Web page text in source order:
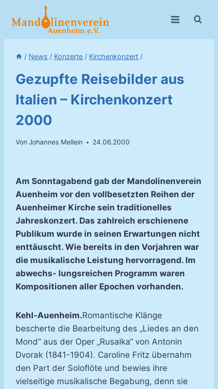
Inhalt
/ News / Konzerte / Kirchenkonzert /
Gezupfte Reisebilder aus
Italien – Kirchenkonzert
2000
Von Johannes Mellein 24.06.2000
Am Sonntagabend gab der Mandolinenverein
Auenheim vor den vollbesetzten Reihen der
Auenheimer Kirche sein traditionelles
Jahreskonzert. Das zahlreich erschienene
Publikum wurde in seinen Erwartungen nicht
enttäuscht. Wie bereits in den Vorjahren war
die musikalische Leistung hervorragend. Im
abwechs- lungsreichen Programm waren
Kompositionen aller Epochen vorhanden.
Kehl-Auenheim.Romantische Klänge
bescherte die Bearbeitung des „Liedes an den
Mond“ aus der Oper „Rusalka“ von Antonin
Dvorak (1841-1904). Caroline Fritz übernahm
den Part der Soloflöte und bewies ihre
vielseitige musikalische Begabung, denn sie